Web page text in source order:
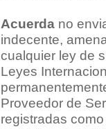
Acuerdano
indecente,
cualquier ley de
Leyes
Proveedor de
registradas